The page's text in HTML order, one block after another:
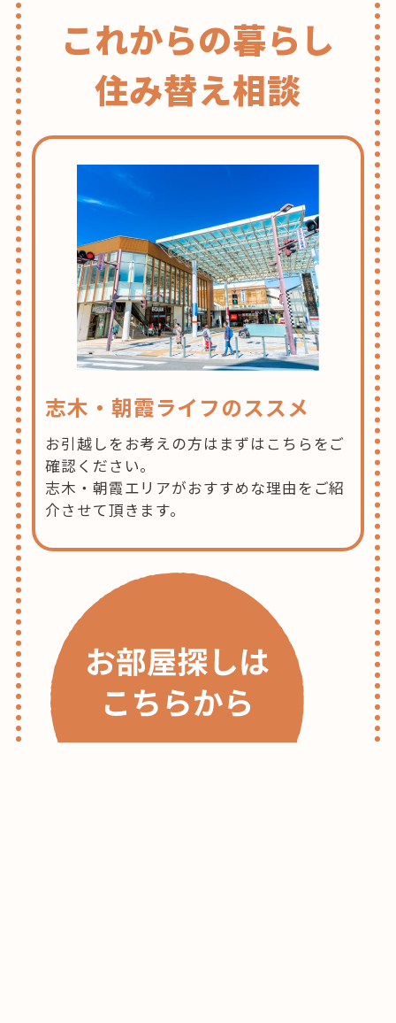
これからの暮らし
住み替え相談
志木・朝霞ライフのススメ
お引越しをお考えの方はまずはこちらをご
確認ください。
志木・朝霞エリアがおすすめな理由をご紹
介させて頂きます。